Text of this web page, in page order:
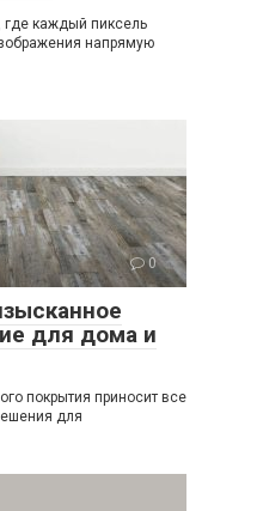
каждый пиксель
напрямую
0
для дома и
покрытия приносит все
для